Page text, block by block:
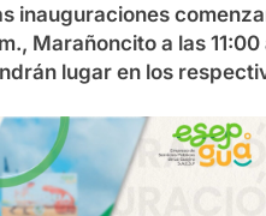
inauguraciones
Marañoncito a las
lugar en los